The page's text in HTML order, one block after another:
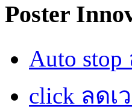
Poster
Auto
click ลดเ